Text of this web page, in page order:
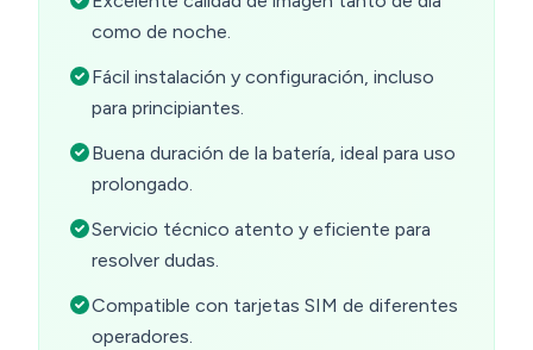
como de noche.
Fácil instalación y configuración, incluso
para principiantes.
Buena duración de la batería, ideal para uso
prolongado.
Servicio técnico atento y eficiente para
resolver dudas.
Compatible con tarjetas SIM de diferentes
operadores.